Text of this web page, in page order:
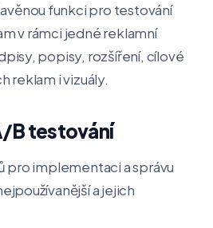
funkci pro testování
v rámci jedné reklamní
popisy, rozšíření, cílové
reklam i vizuály.
B testování
pro implementaci a správu
a jejich